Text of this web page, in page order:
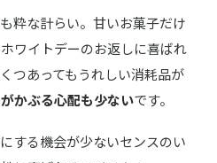
ー
商品詳細はこちら
粋な計らい。甘いお菓子だけ
ワイトデーのお返しに喜ばれ
つあってもうれしい消耗品が
かぶる心配も少ないです。
する機会が少ないセンスのい